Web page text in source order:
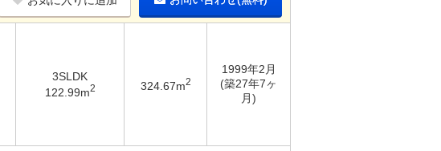
3SLDK
122.99m2 324.67m2
1999年2月
(築27年7ヶ
月)